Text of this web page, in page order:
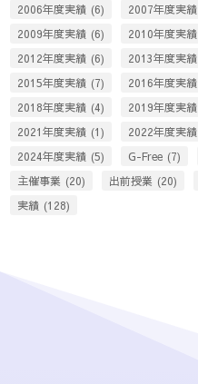
2006年度実績 (6) 2007年度実績
2009年度実績 (6) 2010年度実績
2012年度実績 (6) 2013年度実績
2015年度実績 (7) 2016年度実績
2018年度実績 (4) 2019年度実績
2021年度実績 (1) 2022年度実績
2024年度実績 (5) G-Free (7)
主催事業 (20) 出前授業 (20)
実績 (128)